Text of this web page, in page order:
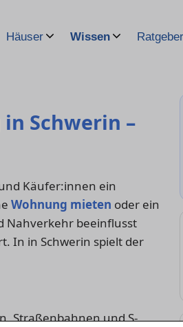
Häuser Wissen Ratgeber
Schwerin –
Käufer:innen ein
Wohnung mieten oder ein
Nahverkehr beeinflusst
In in Schwerin spielt der
Straßenbahnen und S-